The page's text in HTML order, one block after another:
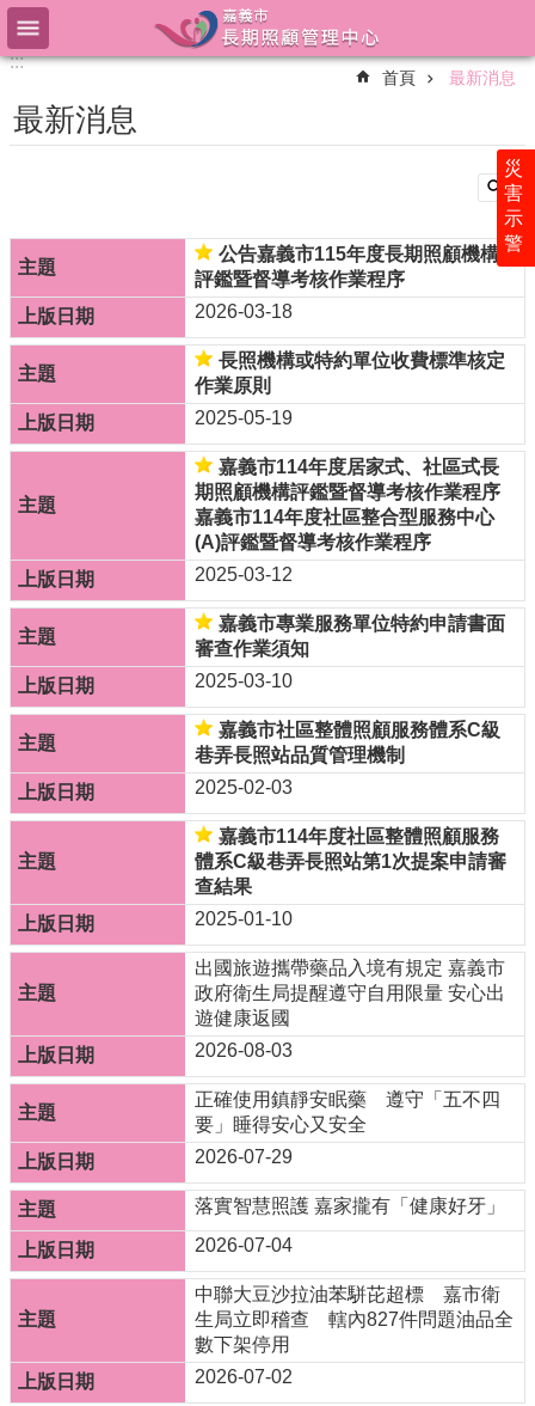
跳到主要內容區塊
進
搜
尋
版
專
業
版
中
心
新
消
息
才
公
告
政
府
公
開
資
訊
回
首
頁
網
站
導
覽
嘉
義
市
政
府
生
長
:::
災
害
示
警
:::
首頁 最新消息
最新消息
公告嘉義市115年度長期照顧機構
評鑑暨督導考核作業程序
2026-03-18
長照機構或特約單位收費標準核定
作業原則
2025-05-19
嘉義市114年度居家式、社區式長
期照顧機構評鑑暨督導考核作業程序
嘉義市114年度社區整合型服務中心
(A)評鑑暨督導考核作業程序
2025-03-12
嘉義市專業服務單位特約申請書面
審查作業須知
2025-03-10
嘉義市社區整體照顧服務體系C級
巷弄長照站品質管理機制
2025-02-03
嘉義市114年度社區整體照顧服務
體系C級巷弄長照站第1次提案申請審
查結果
2025-01-10
出國旅遊攜帶藥品入境有規定 嘉義市
政府衛生局提醒遵守自用限量 安心出
遊健康返國
2026-08-03
正確使用鎮靜安眠藥 遵守「五不四
要」睡得安心又安全
2026-07-29
落實智慧照護 嘉家攏有「健康好牙」
2026-07-04
中聯大豆沙拉油苯駢芘超標 嘉市衛
生局立即稽查 轄內827件問題油品全
數下架停用
2026-07-02